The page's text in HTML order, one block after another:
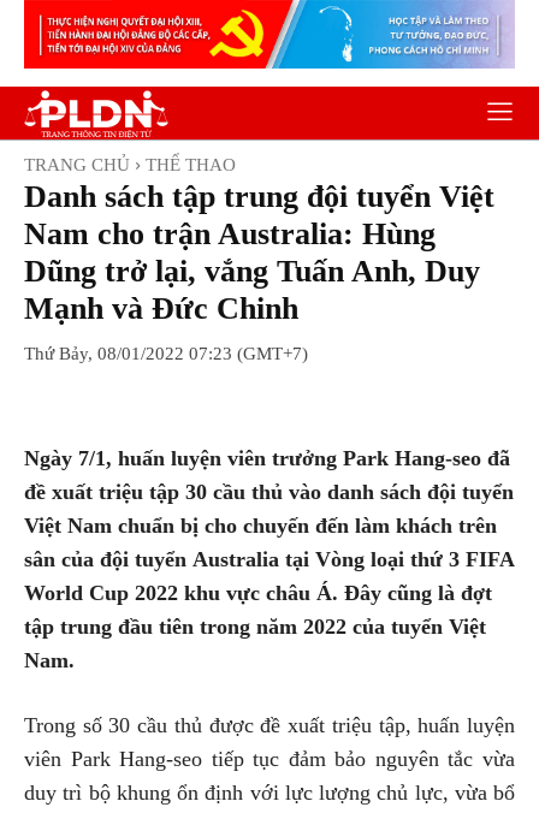
TRANG CHỦ THỂ THAO
Danh sách tập trung đội tuyển Việt
Nam cho trận Australia: Hùng
Dũng trở lại, vắng Tuấn Anh, Duy
Mạnh và Đức Chinh
Thứ Bảy, 08/01/2022 07:23 (GMT+7)
Ngày 7/1, huấn luyện viên trưởng Park Hang-seo đã
đề xuất triệu tập 30 cầu thủ vào danh sách đội tuyển
Việt Nam chuẩn bị cho chuyến đến làm khách trên
sân của đội tuyển Australia tại Vòng loại thứ 3 FIFA
World Cup 2022 khu vực châu Á. Đây cũng là đợt
tập trung đầu tiên trong năm 2022 của tuyển Việt
Nam.
Trong số 30 cầu thủ được đề xuất triệu tập, huấn luyện
viên Park Hang-seo tiếp tục đảm bảo nguyên tắc vừa
duy trì bộ khung ổn định với lực lượng chủ lực, vừa bổ